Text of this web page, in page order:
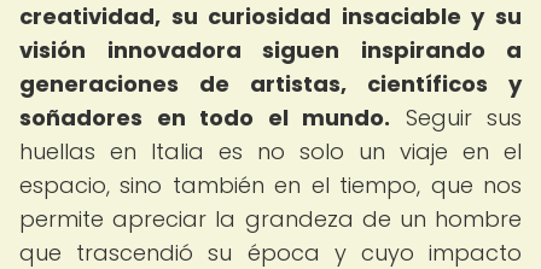
creatividad, su curiosidad insaciable y su
visión innovadora siguen inspirando a
generaciones de artistas, científicos y
soñadores en todo el mundo. Seguir sus
huellas en Italia es no solo un viaje en el
espacio, sino también en el tiempo, que nos
permite apreciar la grandeza de un hombre
que trascendió su época y cuyo impacto